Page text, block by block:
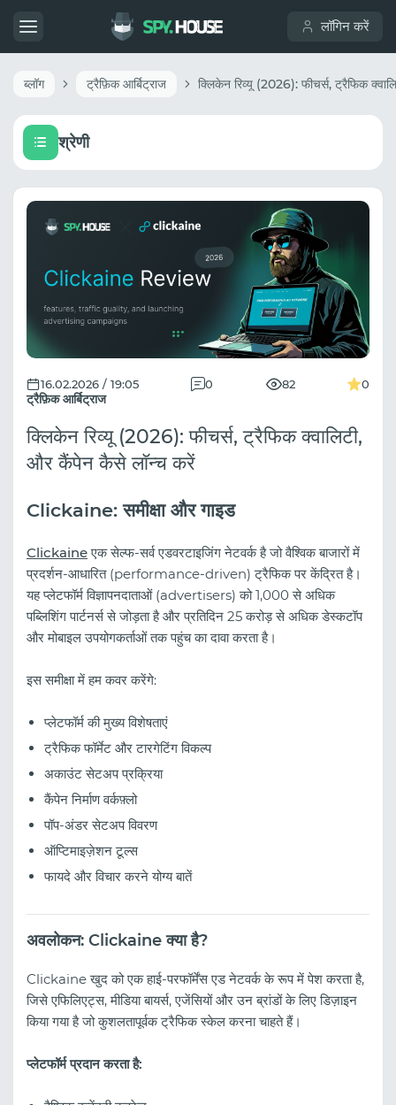
लॉगिन करें
ब्लॉग ट्रैफ़िक आर्बिट्राज
श्रेणी
ट्रैफ़िक आर्बिट्राज
16.02.2026 / 19:05 0 82 0
क्लिकेन रिव्यू (2026): फीचर्स, ट्रैफिक क्वालिटी,
और कैंपेन कैसे लॉन्च करें
Clickaine: समीक्षा और गाइड
Clickaineएक सेल्फ-सर्व एडवरटाइजिंग नेटवर्क है जो वैश्विक बाजारों में
प्रदर्शन-आधारित (performance-driven) ट्रैफिक पर केंद्रित है।
यह प्लेटफॉर्म विज्ञापनदाताओं (advertisers) को 1,000 से अधिक
पब्लिशिंग पार्टनर्स से जोड़ता है और प्रतिदिन 25 करोड़ से अधिक डेस्कटॉप
और मोबाइल उपयोगकर्ताओं तक पहुंच का दावा करता है।
इस समीक्षा में हम कवर करेंगे:
प्लेटफॉर्म की मुख्य विशेषताएं
ट्रैफिक फॉर्मेट और टारगेटिंग विकल्प
अकाउंट सेटअप प्रक्रिया
कैंपेन निर्माण वर्कफ़्लो
पॉप-अंडर सेटअप विवरण
ऑप्टिमाइज़ेशन टूल्स
फायदे और विचार करने योग्य बातें
अवलोकन: Clickaine क्या है?
Clickaine खुद को एक हाई-परफॉर्मेंस एड नेटवर्क के रूप में पेश करता है,
जिसे एफिलिएट्स, मीडिया बायर्स, एजेंसियों और उन ब्रांडों के लिए डिज़ाइन
किया गया है जो कुशलतापूर्वक ट्रैफिक स्केल करना चाहते हैं।
प्लेटफॉर्म प्रदान करता है: